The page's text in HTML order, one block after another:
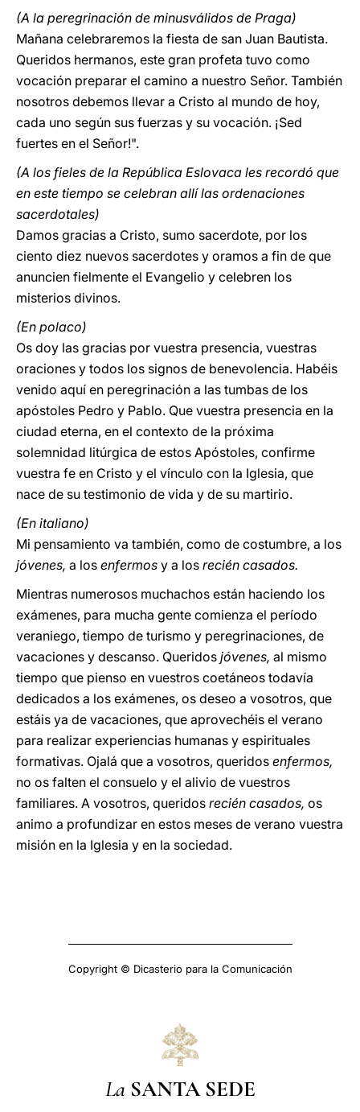
(A la peregrinación de minusválidos de Praga)
Mañana celebraremos la fiesta de san Juan Bautista.
Queridos hermanos, este gran profeta tuvo como
vocación preparar el camino a nuestro Señor. También
nosotros debemos llevar a Cristo al mundo de hoy,
cada uno según sus fuerzas y su vocación. ¡Sed
fuertes en el Señor!".
(A los fieles de la República Eslovaca les recordó que
en este tiempo se celebran allí las ordenaciones
sacerdotales)
Damos gracias a Cristo, sumo sacerdote, por los
ciento diez nuevos sacerdotes y oramos a fin de que
anuncien fielmente el Evangelio y celebren los
misterios divinos.
(En polaco)
Os doy las gracias por vuestra presencia, vuestras
oraciones y todos los signos de benevolencia. Habéis
venido aquí en peregrinación a las tumbas de los
apóstoles Pedro y Pablo. Que vuestra presencia en la
ciudad eterna, en el contexto de la próxima
solemnidad litúrgica de estos Apóstoles, confirme
vuestra fe en Cristo y el vínculo con la Iglesia, que
nace de su testimonio de vida y de su martirio.
(En italiano)
Mi pensamiento va también, como de costumbre, a los
jóvenes, a los enfermos y a los recién casados.
Mientras numerosos muchachos están haciendo los
exámenes, para mucha gente comienza el período
veraniego, tiempo de turismo y peregrinaciones, de
vacaciones y descanso. Queridos jóvenes, al mismo
tiempo que pienso en vuestros coetáneos todavía
dedicados a los exámenes, os deseo a vosotros, que
estáis ya de vacaciones, que aprovechéis el verano
para realizar experiencias humanas y espirituales
formativas. Ojalá que a vosotros, queridos enfermos,
no os falten el consuelo y el alivio de vuestros
familiares. A vosotros, queridos recién casados, os
animo a profundizar en estos meses de verano vuestra
misión en la Iglesia y en la sociedad.
Copyright © Dicasterio para la Comunicación
La SANTA SEDE